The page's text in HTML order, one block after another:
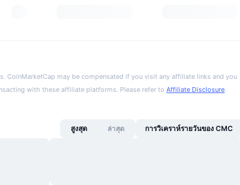
CoinMarketCap may be compensated if you visit any affiliate links and you
with these affiliate platforms. Please refer to Affiliate Disclosure.
สูงสุด ล่าสุด การวิเคราห์รายวันของ CMC